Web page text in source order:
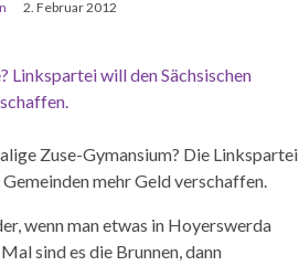
2. Februar 2012
Zuse-Gymansium? Die Linkspartei
mehr Geld verschaffen.
wenn man etwas in Hoyerswerda
sind es die Brunnen, dann